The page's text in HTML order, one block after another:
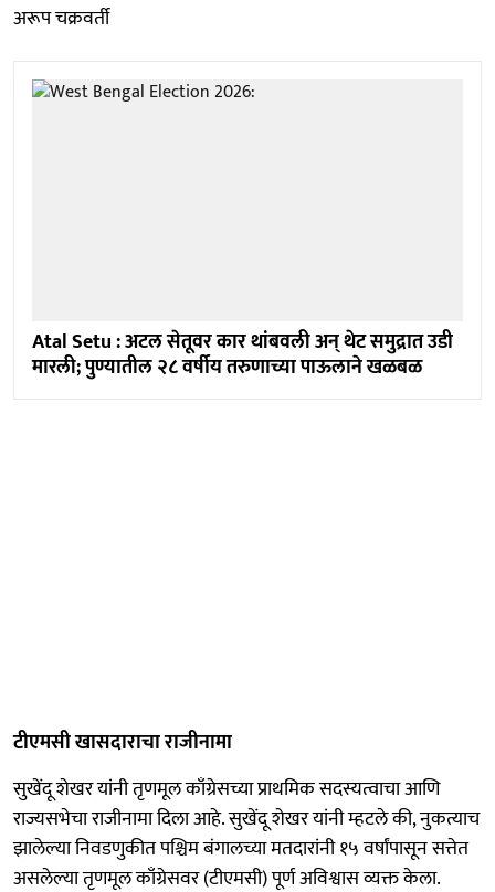
अरूप चक्रवर्ती
Atal Setu : अटल सेतूवर कार थांबवली अन् थेट समुद्रात उडी
मारली; पुण्यातील २८ वर्षीय तरुणाच्या पाऊलाने खळबळ
टीएमसी खासदाराचा राजीनामा
सुखेंदू शेखर यांनी तृणमूल काँग्रेसच्या प्राथमिक सदस्यत्वाचा आणि
राज्यसभेचा राजीनामा दिला आहे. सुखेंदू शेखर यांनी म्हटले की, नुकत्याच
झालेल्या निवडणुकीत पश्चिम बंगालच्या मतदारांनी १५ वर्षांपासून सत्तेत
असलेल्या तृणमूल काँग्रेसवर (टीएमसी) पूर्ण अविश्वास व्यक्त केला.